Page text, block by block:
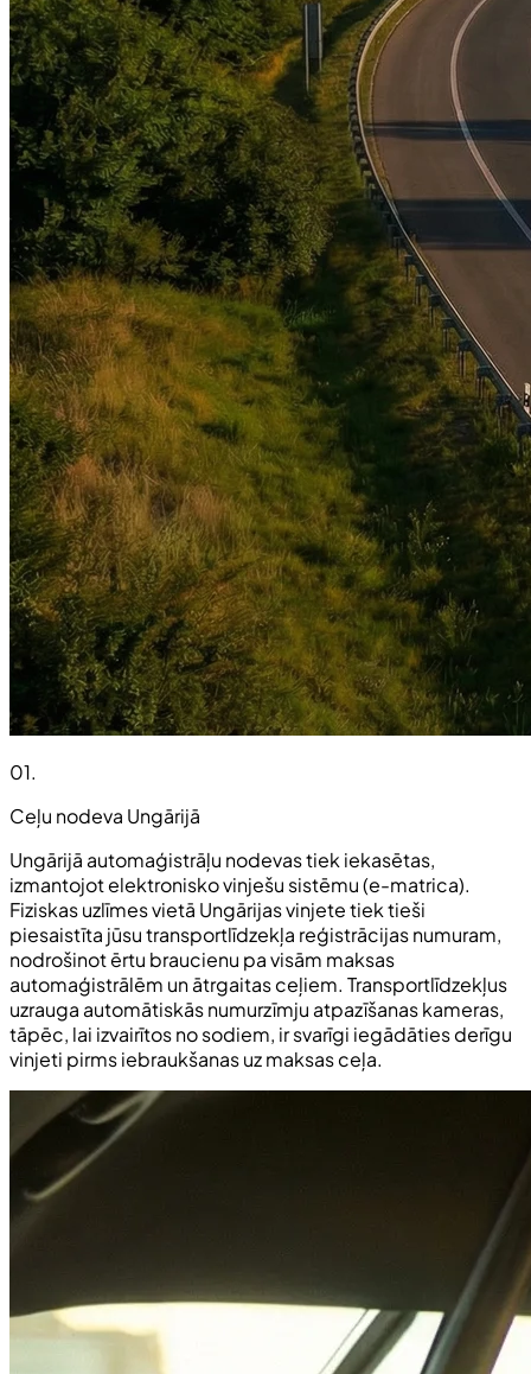
01.
Ceļu nodeva Ungārijā
Ungārijā automaģistrāļu nodevas tiek iekasētas,
izmantojot elektronisko vinješu sistēmu (e-matrica).
Fiziskas uzlīmes vietā Ungārijas vinjete tiek tieši
piesaistīta jūsu transportlīdzekļa reģistrācijas numuram,
nodrošinot ērtu braucienu pa visām maksas
automaģistrālēm un ātrgaitas ceļiem. Transportlīdzekļus
uzrauga automātiskās numurzīmju atpazīšanas kameras,
tāpēc, lai izvairītos no sodiem, ir svarīgi iegādāties derīgu
vinjeti pirms iebraukšanas uz maksas ceļa.